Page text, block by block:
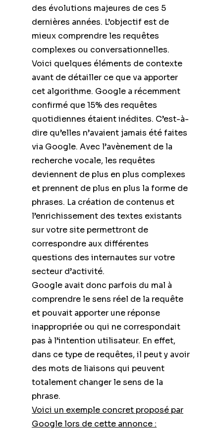
des évolutions majeures de ces 5
dernières années. L’objectif est de
mieux comprendre les requêtes
complexes ou conversationnelles.
Voici quelques éléments de contexte
avant de détailler ce que va apporter
cet algorithme. Google a récemment
confirmé que 15% des requêtes
quotidiennes étaient inédites. C’est-à-
dire qu’elles n’avaient jamais été faites
via Google. Avec l’avènement de la
recherche vocale, les requêtes
deviennent de plus en plus complexes
et prennent de plus en plus la forme de
phrases. La création de contenus et
l’enrichissement des textes existants
sur votre site permettront de
correspondre aux différentes
questions des internautes sur votre
secteur d’activité.
Google avait donc parfois du mal à
comprendre le sens réel de la requête
et pouvait apporter une réponse
inappropriée ou qui ne correspondait
pas à l’intention utilisateur. En effet,
dans ce type de requêtes, il peut y avoir
des mots de liaisons qui peuvent
totalement changer le sens de la
phrase.
Voici un exemple concret proposé par
Google lors de cette annonce :